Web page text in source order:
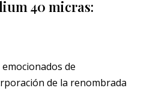
40 micras:
de
de la renombrada